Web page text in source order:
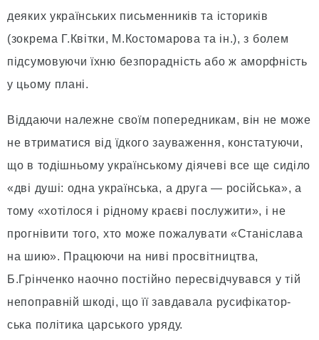
деяких українських письменників та істориків
(зокрема Г.Квітки, М.Костомарова та ін.), з болем
підсумовуючи їхню безпорадність або ж аморфність
у цьому плані.
Віддаючи належне своїм попередникам, він не може
не втриматися від їдкого зауваження, констатуючи,
що в тодішньому українському діячеві все ще сиділо
«дві душі: одна українська, а друга — російська», а
тому «хотілося і рідному краєві послужити», і не
прогнівити того, хто може пожалувати «Станіслава
на шию». Працюючи на ниві просвітництва,
Б.Грінченко наочно постійно пересвідчувався у тій
непоправній шкоді, що її завдавала русифікатор-
ська політика царського уряду.